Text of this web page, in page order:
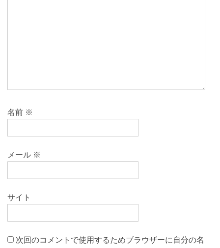
名前 ※
メール ※
サイト
次回のコメントで使用するためブラウザーに自分の名